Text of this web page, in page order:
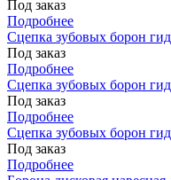
Под заказ
Подробнее
Сцепка зубовых борон
Под заказ
Подробнее
Сцепка зубовых борон
Под заказ
Подробнее
Сцепка зубовых борон
Под заказ
Подробнее